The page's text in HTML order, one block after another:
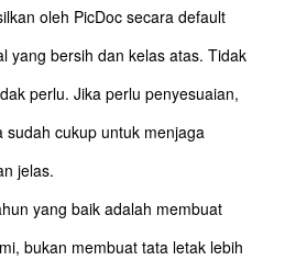
oleh PicDoc secara default
yang bersih dan kelas atas. Tidak
perlu. Jika perlu penyesuaian,
cukup untuk menjaga
jelas.
yang baik adalah membuat
bukan membuat tata letak lebih